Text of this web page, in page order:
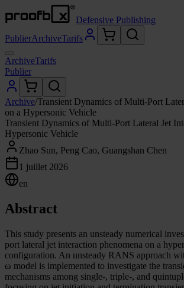
Defensive Publishing
PublierArchiveTarifs
ArchiveTarifs
Publier
Archive/Transient Dynamics of Multi-Port
on a Hypersonic Vehicle
Transient Dynamics of Multi-Port Lateral Jet
Hypersonic Vehicle
Zhao Sun, Peng Cao, Guangshan Chen
1 juillet 2026
en
Abstract
This study presents an unsteady numerical
port lateral jet interaction phenomena on a
configuration. An unsteady RANS approach
ω model is implemented to investigate the
mechanisms among single-, triple-, and